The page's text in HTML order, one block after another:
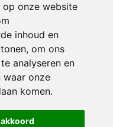
onze website
inhoud en
om ons
analyseren en
onze
komen.